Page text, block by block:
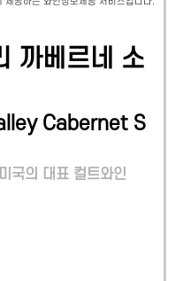
까베르네 소
Cabernet S
국의 대표 컬트와인